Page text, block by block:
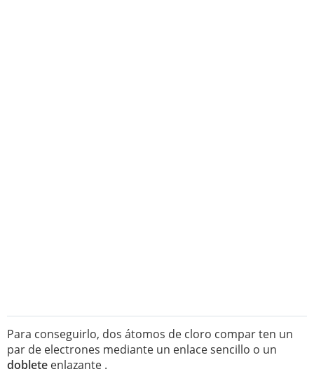
Para conseguirlo, dos átomos de cloro compar ten un
par de electrones mediante un enlace sencillo o un
doblete enlazante .